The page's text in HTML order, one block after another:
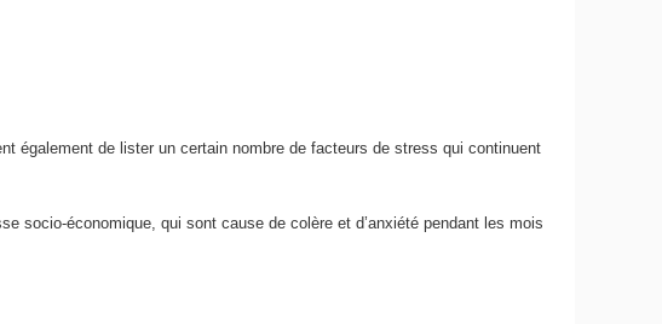
également de lister un certain nombre de facteurs de stress qui continuent
socio-économique, qui sont cause de colère et d’anxiété pendant les mois